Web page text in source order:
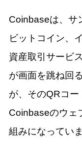
Coinbaseは、サ
ビットコイン、
資産取引サービ
が画面を跳ね回
が、そのQRコー
Coinbaseのウェ
組みになっていま